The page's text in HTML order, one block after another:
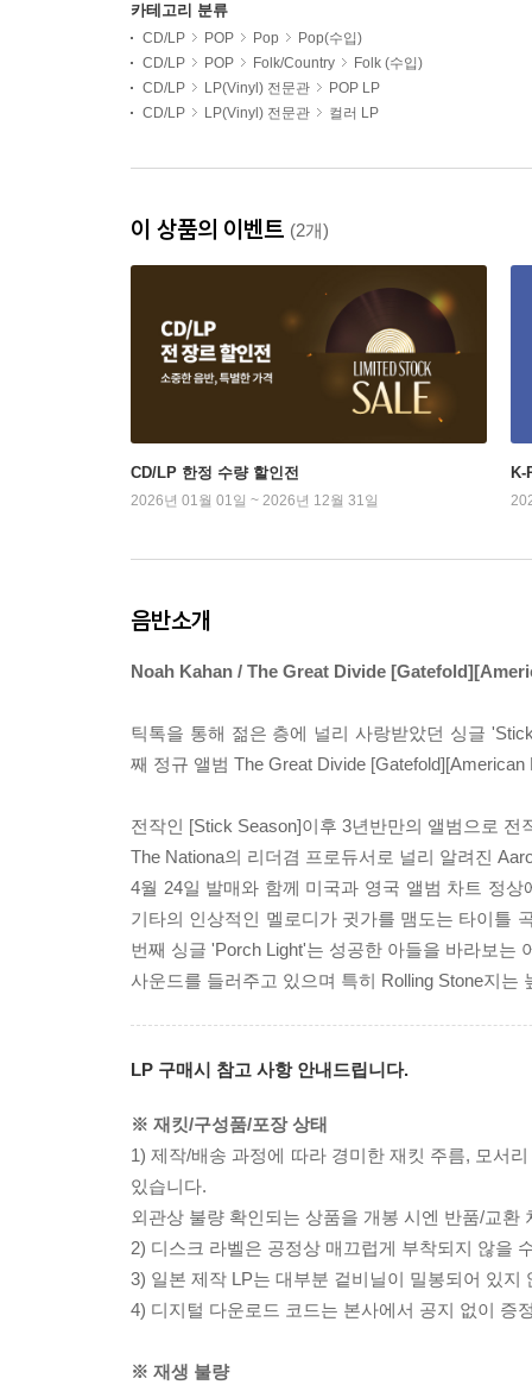
카테고리 분류
CD/LP POP Pop
Pop(수입)
CD/LP
POP Folk/Country
Folk (수입)
CD/LP
LP(Vinyl) 전문관
POP LP
CD/LP
LP(Vinyl) 전문관 컬러 LP
이 상품의 이벤트 (2개)
CD/LP 한정 수량 할인전
2026년 01월 01일 ~ 2026년 12월 31일
K-
음반소개
Noah Kahan / The Great Divide
틱톡을 통해 젊은 층에 널리 사랑받았던 싱글
째 정규 앨범 The Great Divide [Gatefold][American
전작인 [Stick Season]이후 3년반만의 앨범으로
The Nationa의 리더겸 프로듀서로 널리 알려진
4월 24일 발매와 함께 미국과 영국 앨범 차트 정
기타의 인상적인 멜로디가 귓가를 맴도는 타이틀
번째 싱글 'Porch Light'는 성공한 아들을 바라보는
사운드를 들러주고 있으며 특히 Rolling Stone지는
LP 구매시 참고 사항 안내드립니다.
※ 재킷/구성품/포장 상태
1) 제작/배송 과정에 따라 경미한 재킷 주름, 모서
있습니다.
외관상 불량 확인되는 상품을 개봉 시엔 반품/교환
2) 디스크 라벨은 공정상 매끄럽게 부착되지 않을
3) 일본 제작 LP는 대부분 겉비닐이 밀봉되어 있지
4) 디지털 다운로드 코드는 본사에서 공지 없이 증
※ 재생 불량